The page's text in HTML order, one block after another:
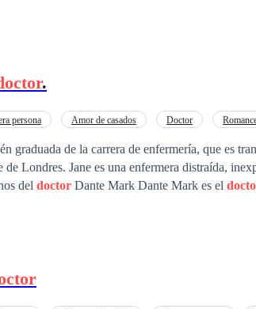
Con su encanto manipulador y su habilidad
eventualmente se dará cuenta de que su amor
hacia la reconciliación probablemente estará
.
persona Amor de casados Doctor
graduada de la carrera de enfermería, que es
Londres. Jane es una enfermera distraída,
del doctor Dante Mark Dante Mark es el
El joven
es un hombre arrogante, inteligente e